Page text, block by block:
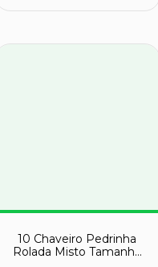
10 Chaveiro Pedrinha
Rolada Misto Tamanho